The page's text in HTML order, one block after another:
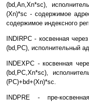
(bd,An,Xn*sc),
(Xn)*sc - содержимое
содержимое индексного
INDIRPC - косвенная
(bd,PC), исполнительный
INDEXPC - косвенная
(bd,PC,Xn*sc),
(PC)+bd+(Xn)*sc.
INDPRE - пре-